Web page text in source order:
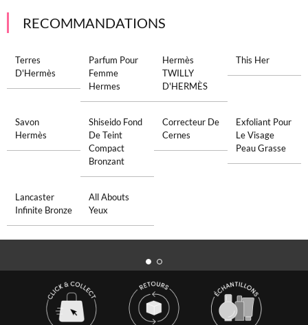
RECOMMANDATIONS
Terres
D'Hermès
Parfum Pour
Femme
Hermes
Hermès
TWILLY
D'HERMÈS
This Her
Savon
Hermès
Shiseido Fond
De Teint
Compact
Bronzant
Correcteur De
Cernes
Exfoliant Pour
Le Visage
Peau Grasse
Lancaster
Infinite Bronze
All Abouts
Yeux